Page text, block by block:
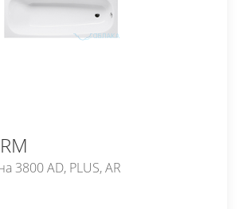
3800 AD, PLUS, AR